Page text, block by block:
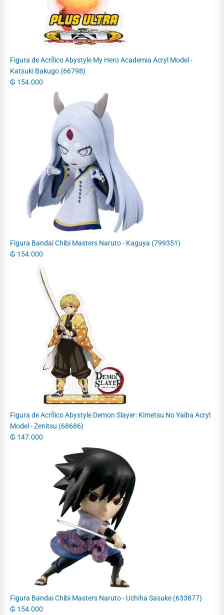
Figura de AcrÍlico Abystyle My Hero Academia Acryl Model -
Katsuki Bakugo (66798)
₲ 154.000
Figura Bandai Chibi Masters Naruto - Kaguya (799351)
₲ 154.000
Figura de AcrÍlico Abystyle Demon Slayer: Kimetsu No Yaiba Acryl
Model - Zenitsu (68686)
₲ 147.000
Figura Bandai Chibi Masters Naruto - Uchiha Sasuke (633877)
₲ 154.000